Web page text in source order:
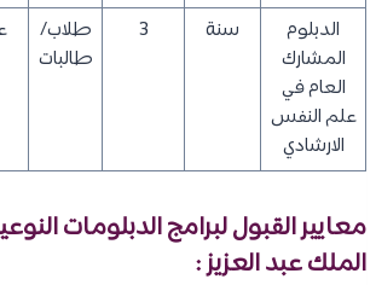
الدبلوم
المشارك
العام في
علم النفس
الارشادي
سنة 3
طلاب/
طالبات
معايير القبول لبرامج الدبلومات
الملك عبد العزيز :